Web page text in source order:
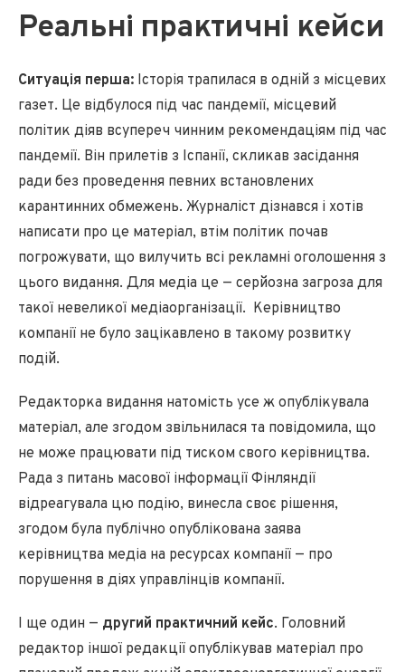
Реальні практичні кейси
Ситуація перша: Історія трапилася в одній з місцевих
газет. Це відбулося під час пандемії, місцевий
політик діяв всупереч чинним рекомендаціям під час
пандемії. Він прилетів з Іспанії, скликав засідання
ради без проведення певних встановлених
карантинних обмежень. Журналіст дізнався і хотів
написати про це матеріал, втім політик почав
погрожувати, що вилучить всі рекламні оголошення з
цього видання. Для медіа це — серйозна загроза для
такої невеликої медіаорганізації. Керівництво
компанії не було зацікавлено в такому розвитку
подій.
Редакторка видання натомість усе ж опублікувала
матеріал, але згодом звільнилася та повідомила, що
не може працювати під тиском свого керівництва.
Рада з питань масової інформації Фінляндії
відреагувала цю подію, винесла своє рішення,
згодом була публічно опублікована заява
керівництва медіа на ресурсах компанії — про
порушення в діях управлінців компанії.
І ще один — другий практичний кейс. Головний
редактор іншої редакції опублікував матеріал про